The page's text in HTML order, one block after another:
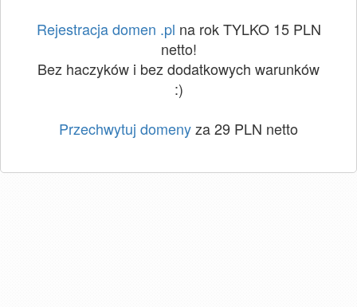
Rejestracja domen .pl na rok TYLKO 15 PLN
netto!
Bez haczyków i bez dodatkowych warunków
:)
Przechwytuj domenyza 29 PLN netto